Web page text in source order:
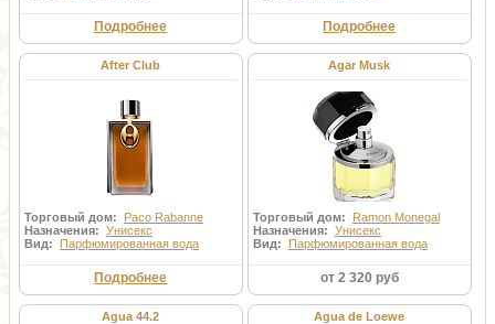
Подробнее Подробнее
After Club
Торговый дом: Paco Rabanne
Назначения: Унисекс
Вид: Парфюмированная вода
Подробнее
Agar Musk
Торговый дом: Ramon Monegal
Назначения: Унисекс
Вид: Парфюмированная вода
от 2 320 руб
Agua 44.2 Agua de Loewe